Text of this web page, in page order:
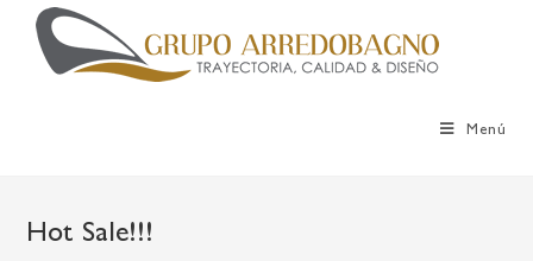
Menú
Hot Sale!!!